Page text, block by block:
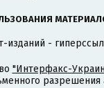
изданий -
"Интерфакс-
разрешения